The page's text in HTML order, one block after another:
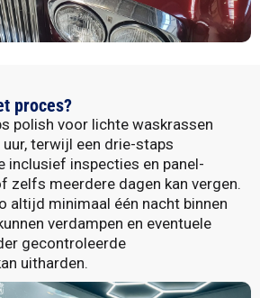
proces?
polish voor lichte waskrassen
terwijl een drie-staps
inclusief inspecties en panel-
zelfs meerdere dagen kan vergen.
altijd minimaal één nacht binnen
verdampen en eventuele
gecontroleerde
uitharden.